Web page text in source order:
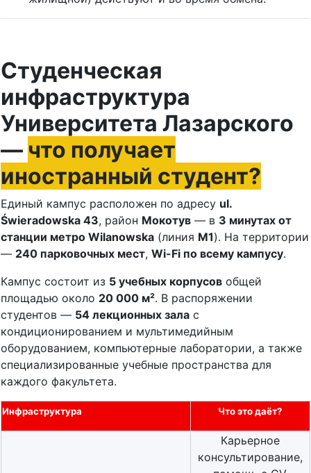
Студенческая
инфраструктура
Университета Лазарского
— что получает
иностранный студент?
Единый кампус расположен по адресу ul.
Świeradowska 43, район Мокотув — в 3 минутах от
станции метро Wilanowska (линия M1). На территории
— 240 парковочных мест, Wi-Fi по всему кампусу.
Кампус состоит из 5 учебных корпусов общей
площадью около 20 000 м². В распоряжении
студентов — 54 лекционных зала с
кондиционированием и мультимедийным
оборудованием, компьютерные лаборатории, а также
специализированные учебные пространства для
каждого факультета.
Инфраструктура Что это даёт?
Карьерное
консультирование,